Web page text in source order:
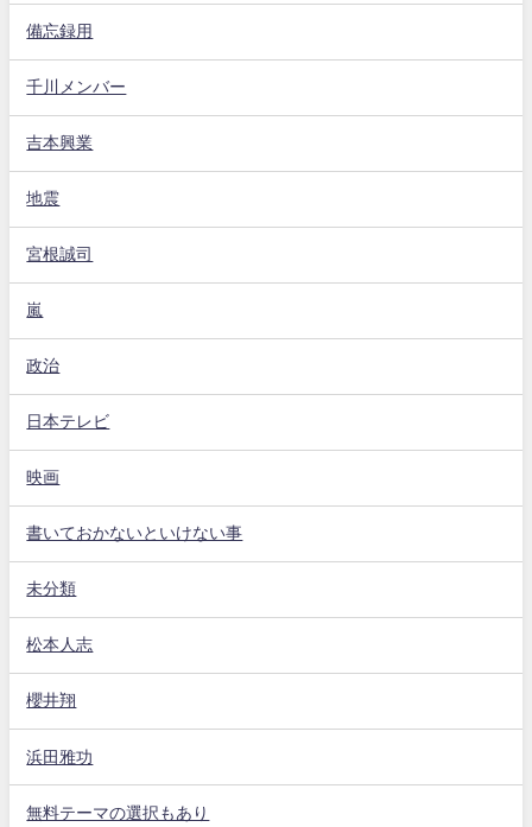
備忘録用
千川メンバー
吉本興業
地震
宮根誠司
嵐
政治
日本テレビ
映画
書いておかないといけない事
未分類
松本人志
櫻井翔
浜田雅功
無料テーマの選択もあり